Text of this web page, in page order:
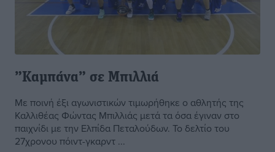
”Καμπάνα” σε Μπιλλιά
Με ποινή έξι αγωνιστικών τιμωρήθηκε ο αθλητής της
Καλλιθέας Φώντας Μπιλλιάς μετά τα όσα έγιναν στο
παιχνίδι με την Ελπίδα Πεταλούδων. Το δελτίο του
27χρονου πόιντ-γκαρντ ...